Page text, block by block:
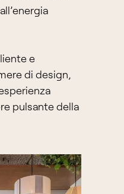
e
di design,
pulsante della